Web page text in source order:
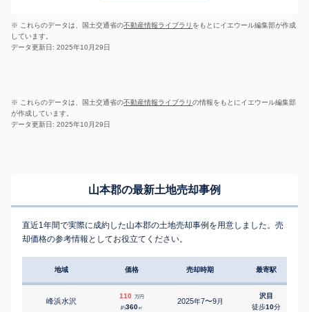
※ これらのデータは、国土交通省の不動産情報ライブラリ をもとにイエウール編集部が作成
しています。
データ更新日: 2025年10月29日
※ これらのデータは、国土交通省の不動産情報ライブラリの情報をもとにイエウール編集部
が作成しています。
データ更新日: 2025年10月29日
山本郡の最新土地売却事例
直近1年間で実際に成約した山本郡の土地売却事例を用意しました。売
却価格の参考情報としてお役立てください。
地域 価格 売却時期 最寄駅
峰浜水沢
110 万円
約360㎡
2025年7〜9月
沢目
徒歩10分